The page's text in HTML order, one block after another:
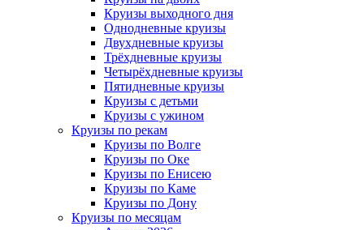
Круизы выходного дня
Однодневные круизы
Двухдневные круизы
Трёхдневные круизы
Четырёхдневные круизы
Пятидневные круизы
Круизы с детьми
Круизы с ужином
Круизы по рекам
Круизы по Волге
Круизы по Оке
Круизы по Енисею
Круизы по Каме
Круизы по Дону
Круизы по месяцам